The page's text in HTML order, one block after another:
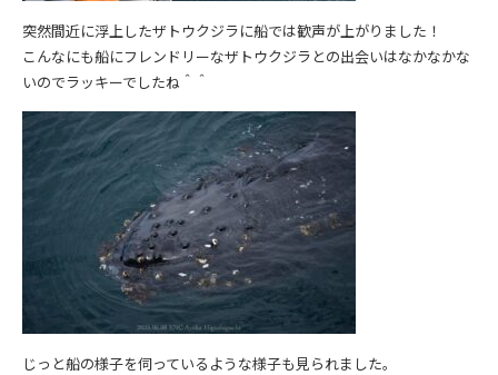
突然間近に浮上したザトウクジラに船では歓声が上がりました！
こんなにも船にフレンドリーなザトウクジラとの出会いはなかなかな
いのでラッキーでしたね＾＾
じっと船の様子を伺っているような様子も見られました。